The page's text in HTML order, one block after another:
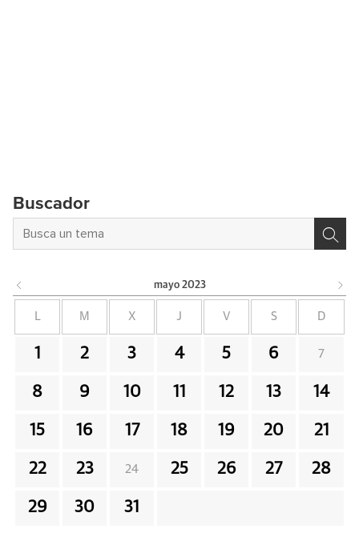
Buscador
mayo 2023
L M X J V S D
1 2 3 4 5 6 7
8 9 10 11 12 13 14
15 16 17 18 19 20 21
22 23 24 25 26 27 28
29 30 31